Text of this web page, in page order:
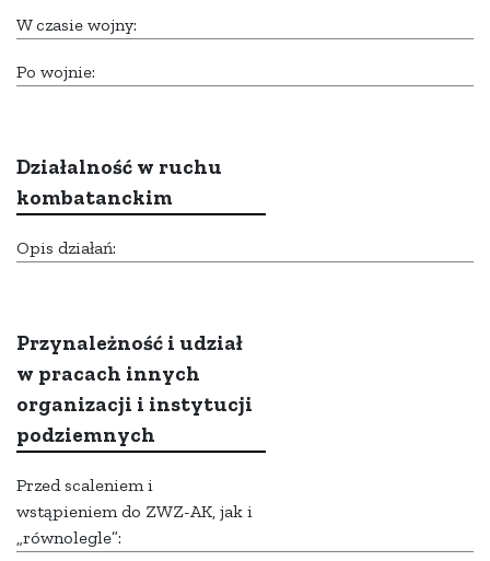
W czasie wojny:
Po wojnie:
Działalność w ruchu
kombatanckim
Opis działań:
Przynależność i udział
w pracach innych
organizacji i instytucji
podziemnych
Przed scaleniem i
wstąpieniem do ZWZ-AK, jak i
„równolegle”: